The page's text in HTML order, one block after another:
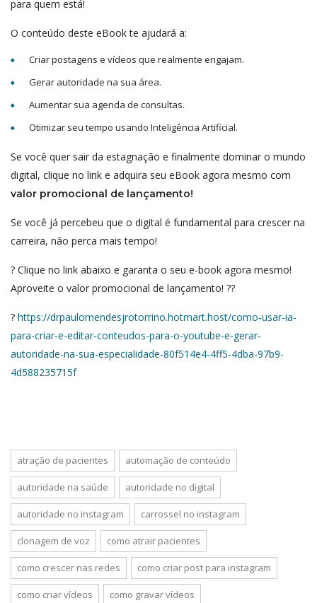
para quem está!
O conteúdo deste eBook te ajudará a:
Criar postagens e vídeos que realmente engajam.
Gerar autoridade na sua área.
Aumentar sua agenda de consultas.
Otimizar seu tempo usando Inteligência Artificial.
Se você quer sair da estagnação e finalmente dominar o mundo
digital, clique no link e adquira seu eBook agora mesmo com
valor promocional de lançamento!
Se você já percebeu que o digital é fundamental para crescer na
carreira, não perca mais tempo!
? Clique no link abaixo e garanta o seu e-book agora mesmo!
Aproveite o valor promocional de lançamento! ??
? https://drpaulomendesjrotorrino.hotmart.host/como-usar-ia-
para-criar-e-editar-conteudos-para-o-youtube-e-gerar-
autoridade-na-sua-especialidade-80f514e4-4ff5-4dba-97b9-
4d588235715f
atração de pacientes automação de conteúdo
autoridade na saúde autoridade no digital
autoridade no instagram carrossel no instagram
clonagem de voz como atrair pacientes
como crescer nas redes como criar post para instagram
como criar vídeos como gravar vídeos